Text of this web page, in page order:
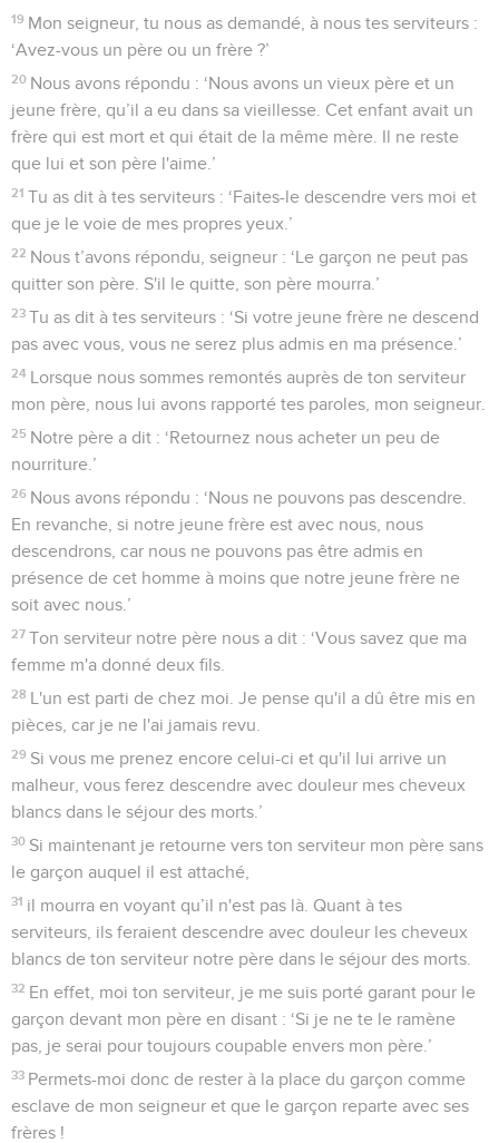
19 Mon seigneur, tu nous as demandé, à nous tes serviteurs :
‘Avez-vous un père ou un frère ?’
20 Nous avons répondu : ‘Nous avons un vieux père et un
jeune frère, qu’il a eu dans sa vieillesse. Cet enfant avait un
frère qui est mort et qui était de la même mère. Il ne reste
que lui et son père l'aime.’
21 Tu as dit à tes serviteurs : ‘Faites-le descendre vers moi et
que je le voie de mes propres yeux.’
22 Nous t’avons répondu, seigneur : ‘Le garçon ne peut pas
quitter son père. S'il le quitte, son père mourra.’
23 Tu as dit à tes serviteurs : ‘Si votre jeune frère ne descend
pas avec vous, vous ne serez plus admis en ma présence.’
24 Lorsque nous sommes remontés auprès de ton serviteur
mon père, nous lui avons rapporté tes paroles, mon seigneur.
25 Notre père a dit : ‘Retournez nous acheter un peu de
nourriture.’
26 Nous avons répondu : ‘Nous ne pouvons pas descendre.
En revanche, si notre jeune frère est avec nous, nous
descendrons, car nous ne pouvons pas être admis en
présence de cet homme à moins que notre jeune frère ne
soit avec nous.’
27 Ton serviteur notre père nous a dit : ‘Vous savez que ma
femme m'a donné deux fils.
28 L'un est parti de chez moi. Je pense qu'il a dû être mis en
pièces, car je ne l'ai jamais revu.
29 Si vous me prenez encore celui-ci et qu'il lui arrive un
malheur, vous ferez descendre avec douleur mes cheveux
blancs dans le séjour des morts.’
30 Si maintenant je retourne vers ton serviteur mon père sans
le garçon auquel il est attaché,
31 il mourra en voyant qu’il n'est pas là. Quant à tes
serviteurs, ils feraient descendre avec douleur les cheveux
blancs de ton serviteur notre père dans le séjour des morts.
32 En effet, moi ton serviteur, je me suis porté garant pour le
garçon devant mon père en disant : ‘Si je ne te le ramène
pas, je serai pour toujours coupable envers mon père.’
33 Permets-moi donc de rester à la place du garçon comme
esclave de mon seigneur et que le garçon reparte avec ses
frères !